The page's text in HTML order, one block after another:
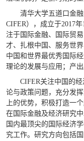
清华大学五道口金
CIFER），成立于2017
注于国际金融、国际贸
才、扎根中国、服务世
中国和世界最优秀国际
理论的发展与应用；产
CIFER关注中国的
论与政策问题，充分发
上的优势，积极打造一
在国际金融及经济研究
国内最顶尖的国际经济
究工作。研究方向包括